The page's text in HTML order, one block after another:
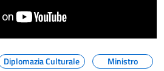
Diplomazia Culturale Ministro